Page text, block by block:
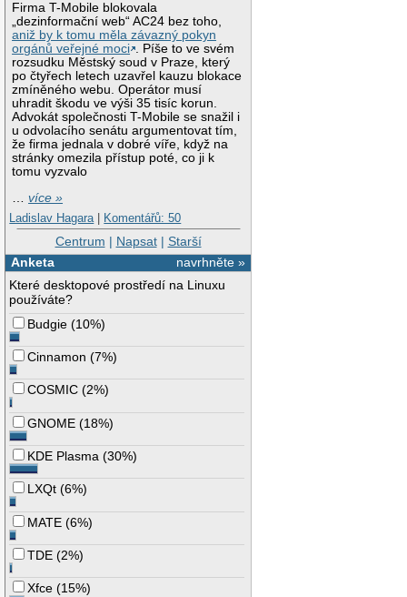
Firma T-Mobile blokovala
„dezinformační web“ AC24 bez toho,
aniž by k tomu měla závazný pokyn
orgánů veřejné moci . Píše to ve svém
rozsudku Městský soud v Praze, který
po čtyřech letech uzavřel kauzu blokace
zmíněného webu. Operátor musí
uhradit škodu ve výši 35 tisíc korun.
Advokát společnosti T-Mobile se snažil i
u odvolacího senátu argumentovat tím,
že firma jednala v dobré víře, když na
stránky omezila přístup poté, co ji k
tomu vyzvalo
…více »
Ladislav Hagara | Komentářů: 50
Centrum | Napsat| Starší
navrhněte »
Anketa
Které desktopové prostředí na Linuxu
používáte?
Budgie (10%)
Cinnamon (7%)
COSMIC (2%)
GNOME (18%)
KDE Plasma (30%)
LXQt (6%)
MATE (6%)
TDE (2%)
Xfce (15%)